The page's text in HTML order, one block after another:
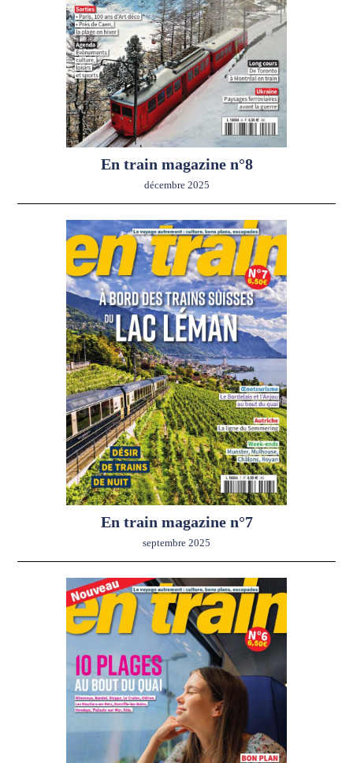
En train magazine n°8
décembre 2025
En train magazine n°7
septembre 2025